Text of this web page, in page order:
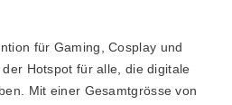
für Gaming, Cosplay und
Hotspot für alle, die digitale
Mit einer Gesamtgrösse von